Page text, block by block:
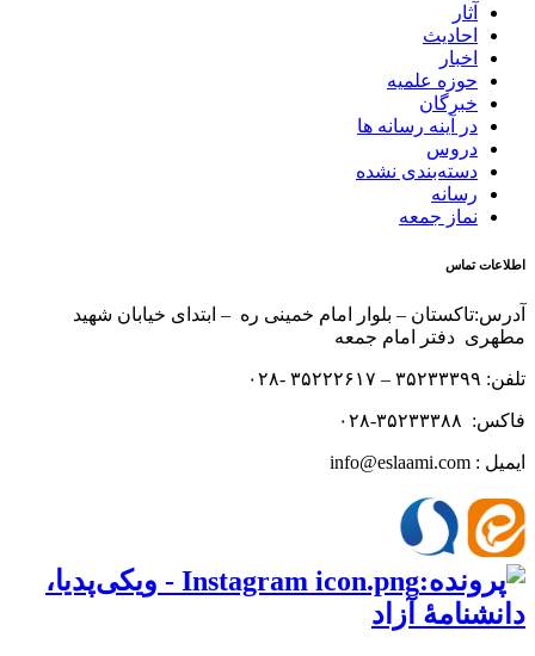
آثار
احادیث
اخبار
حوزه علمیه
خبرگان
در آینه رسانه ها
دروس
دسته‌بندی نشده
رسانه
نماز جمعه
اطلاعات تماس
آدرس:تاکستان – بلوار امام خمینی ره – ابتدای خیابان شهید
مطهری دفتر امام جمعه
تلفن: ۳۵۲۳۳۳۹۹ – ۳۵۲۲۲۶۱۷ -۰۲۸
فاکس: ۳۵۲۳۳۳۸۸-۰۲۸
ایمیل : info@eslaami.com